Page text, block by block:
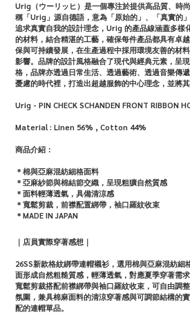
Urig（ウーリッヒ）是一個專注於提供高品質、時
稱「Urig」源自德語，意為「原始的」、「真實的
追求真實自我的設計理念，Urig 的產品線涵蓋多樣
的材料，結合精湛的工藝，確保每件產品都具有卓
保與可持續發展，在生產過程中採用環境友善的材
影響。品牌的設計風格融合了現代與經典元素，呈
格，品牌亦透過日常生活、透過藝術、透過音樂傳
憂慮的時代裡，打造出超越服飾的中心理念，並將
Urig - PIN CHECK SCHANDEN FRONT RIBBON
Material : Linen 56% , Cotton 44%
商品介紹：
＊棉與亞麻混紡細格面料
＊ 亞麻紗節與棉結節交織，呈現粗獷自然質感
＊面料輕薄透氣，具備清涼感
＊寬鬆剪裁，前襟配置綁帶，袖口羅紋收束
＊MADE IN JAPAN
｜店員實際穿著感想｜
26SS新款格紋綁帶連帽襯衫，選用棉與亞麻混紡細
面形成自然粗糙質感，輕薄透氣，對應夏季穿著需求
寬鬆剪裁搭配前襟綁帶與袖口羅紋收束，可自由調
氛圍，兼具棉麻面料的清涼穿著感與可調節結構的
配的連帽單品。